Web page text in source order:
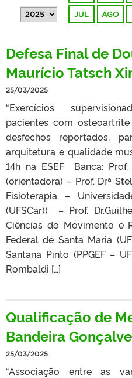
JUL AGO
Defesa Final de
Maurício Tatsch
25/03/2025
“Exercícios
pacientes com
desfechos reportados,
arquitetura e qualidade
14h na ESEF Banca:
(orientadora) – Prof. Drª
Fisioterapia –
(UFSCar)) – Prof.
Ciências do Movimento e
Federal de Santa Maria
Santana Pinto (PPGEF –
Rombaldi […]
Qualificação de
Bandeira
25/03/2025
“Associação entre as